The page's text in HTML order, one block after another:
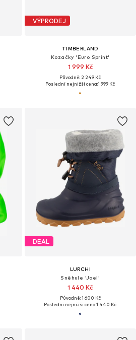
VÝPRODEJ
TIMBERLAND
Kozačky 'Euro Sprint'
1 999 Kč
Původně: 2 249 Kč
Poslední nejnižší cena:1 999 Kč
DEAL
LURCHI
Sněhule 'Joel'
1 440 Kč
Původně: 1 600 Kč
Poslední nejnižší cena:1 440 Kč